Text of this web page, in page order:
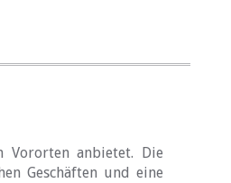
Vororten anbietet. Die
Geschäften und eine